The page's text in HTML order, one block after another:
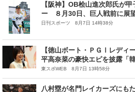
【阪神】OB桧山進次郎氏が
ー ８月30日、巨人戦前に展
日刊スポーツ 8月7日 14時38分
【徳山ボート・ＰＧⅠレディ
平高奈菜の豪快エピを披露「
た」
東スポWEB 8月7日 13時58分
八村塁が名門レイカーズにも